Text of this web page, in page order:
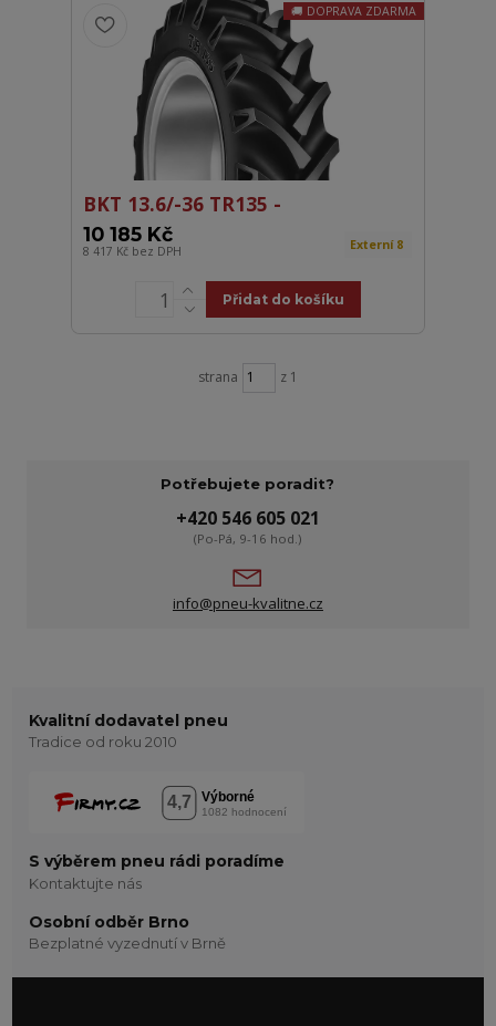
DOPRAVA ZDARMA
BKT 13.6/-36 TR135 -
10 185 Kč
8 417 Kč bez DPH Externí 8
Přidat do košíku
strana z 1
Potřebujete poradit?
+420 546 605 021
(Po-Pá, 9-16 hod.)
info@pneu-kvalitne.cz
Kvalitní dodavatel pneu
Tradice od roku 2010
S výběrem pneu rádi poradíme
Kontaktujte nás
Osobní odběr Brno
Bezplatné vyzednutí v Brně